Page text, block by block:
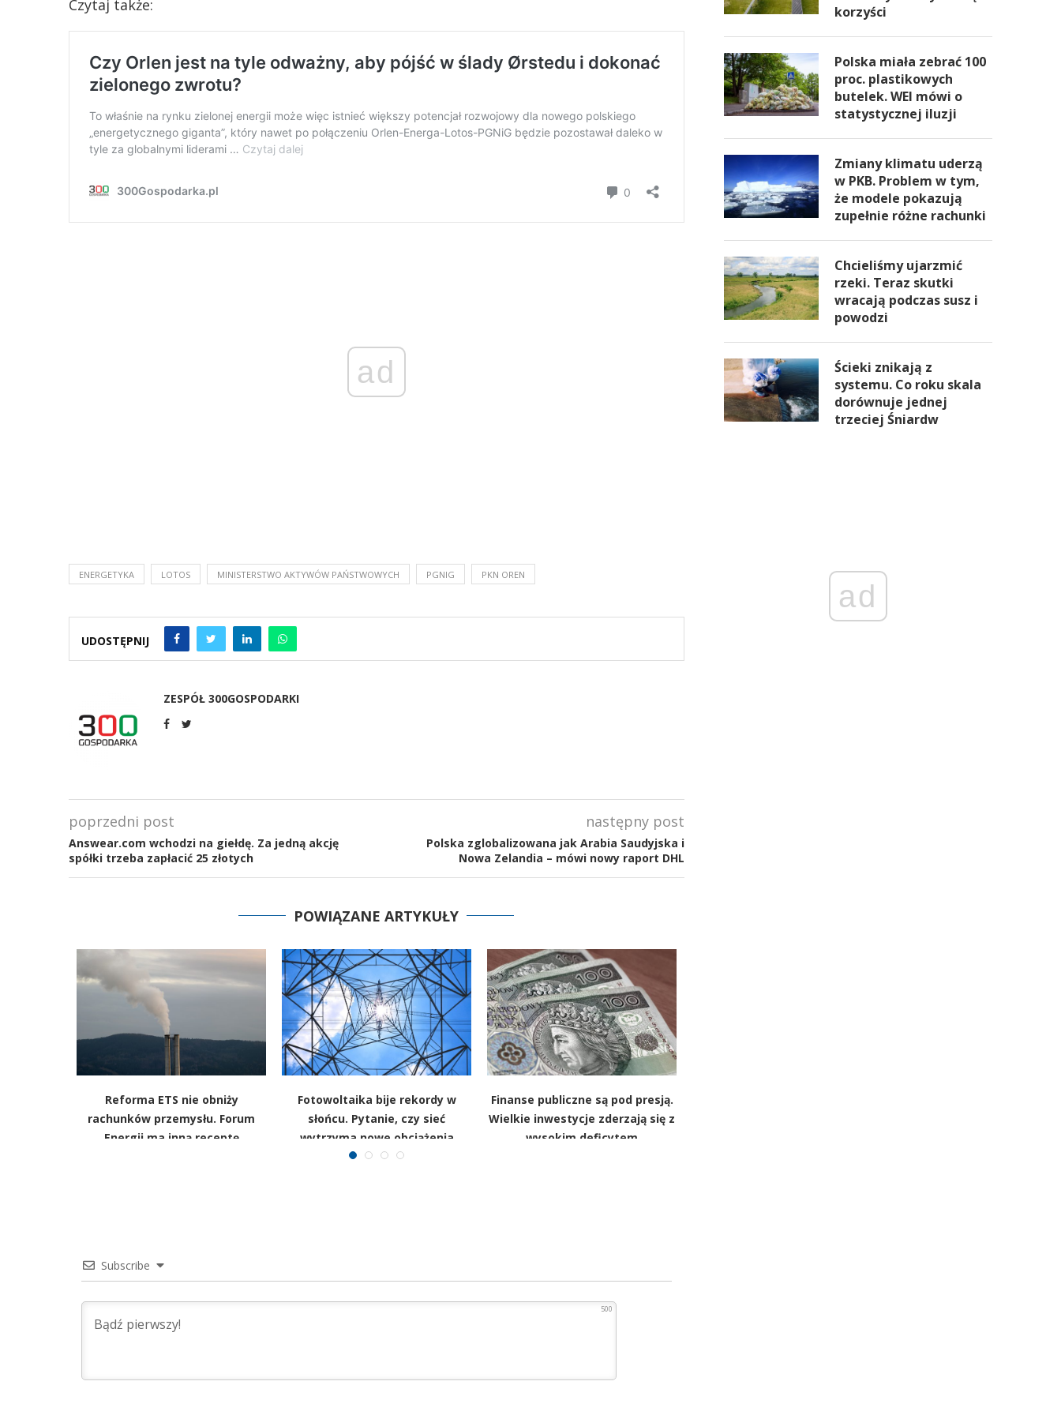
Czytaj także:
ad
ENERGETYKA LOTOS MINISTERSTWO AKTYWÓW PAŃSTWOWYCH PGNIG PKN OREN
UDOSTĘPNIJ
ZESPÓŁ 300GOSPODARKI
poprzedni post
Answear.com wchodzi na giełdę. Za jedną akcję
spółki trzeba zapłacić 25 złotych
następny post
Polska zglobalizowana jak Arabia Saudyjska i
Nowa Zelandia – mówi nowy raport DHL
POWIĄZANE ARTYKUŁY
Reforma ETS nie obniży
rachunków przemysłu. Forum
Energii ma inną receptę
Fotowoltaika bije rekordy w
słońcu. Pytanie, czy sieć
wytrzyma nowe obciążenia
Finanse publiczne są pod presją.
Wielkie inwestycje zderzają się z
wysokim deficytem
Subscribe
500
korzyści
Polska miała zebrać 100
proc. plastikowych
butelek. WEI mówi o
statystycznej iluzji
Zmiany klimatu uderzą
w PKB. Problem w tym,
że modele pokazują
zupełnie różne rachunki
Chcieliśmy ujarzmić
rzeki. Teraz skutki
wracają podczas susz i
powodzi
Ścieki znikają z
systemu. Co roku skala
dorównuje jednej
trzeciej Śniardw
ad